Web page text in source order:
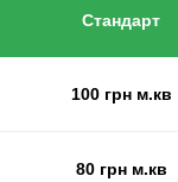
Стандарт
100 грн м.кв
80 грн м.кв